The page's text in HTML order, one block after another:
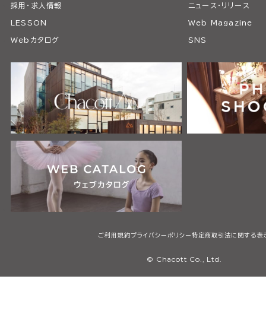
採用・求人情報 ニュース・リリース
LESSON Web Magazine
Webカタログ SNS
ご利用規約プライバシーポリシー特定商取引法に関する表
© Chacott Co., Ltd.